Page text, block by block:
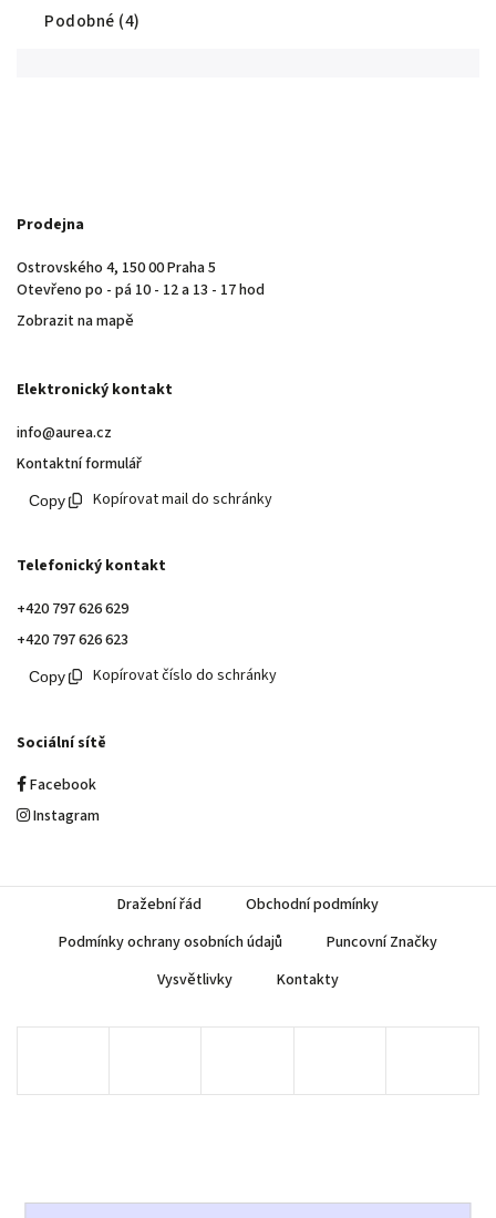
Podobné (4)
Prodejna
Ostrovského 4, 150 00 Praha 5
Otevřeno po - pá 10 - 12 a 13 - 17 hod
Zobrazit na mapě
Elektronický kontakt
info@aurea.cz
Kontaktní formulář
Kopírovat mail do schránky
Telefonický kontakt
+420 797 626 629
+420 797 626 623
Kopírovat číslo do schránky
Sociální sítě
Facebook
Instagram
Dražební řád
Obchodní podmínky
Podmínky ochrany osobních údajů
Puncovní Značky
Vysvětlivky
Kontakty